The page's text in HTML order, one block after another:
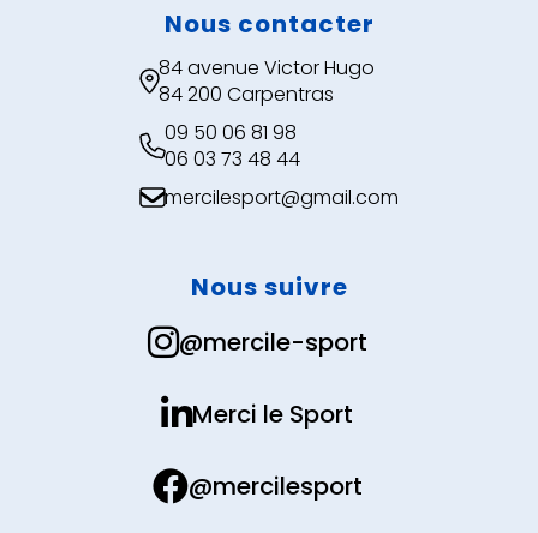
Nous contacter
84 avenue Victor Hugo
84 200 Carpentras
09 50 06 81 98
06 03 73 48 44
mercilesport@gmail.com
Nous suivre
@mercile-sport
Merci le Sport
@mercilesport